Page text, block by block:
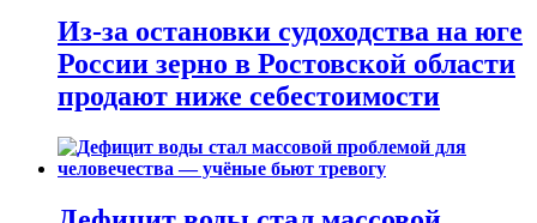
Из-за остановки судоходства на юге
России зерно в Ростовской области
продают ниже себестоимости